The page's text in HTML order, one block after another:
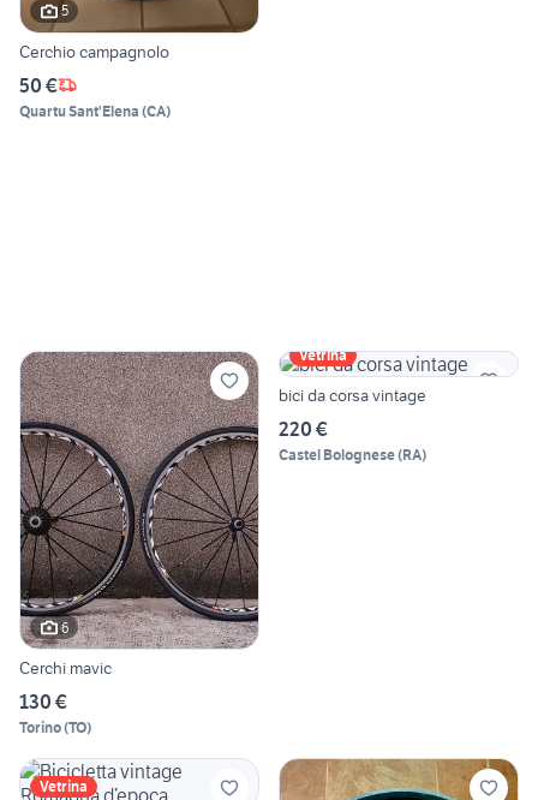
5
Cerchio campagnolo
50 €
Quartu Sant'Elena (CA)
6
Cerchi mavic
130 €
Torino(TO)
Vetrina
bici da corsa vintage
220 €
Castel Bolognese(RA)
Vetrina